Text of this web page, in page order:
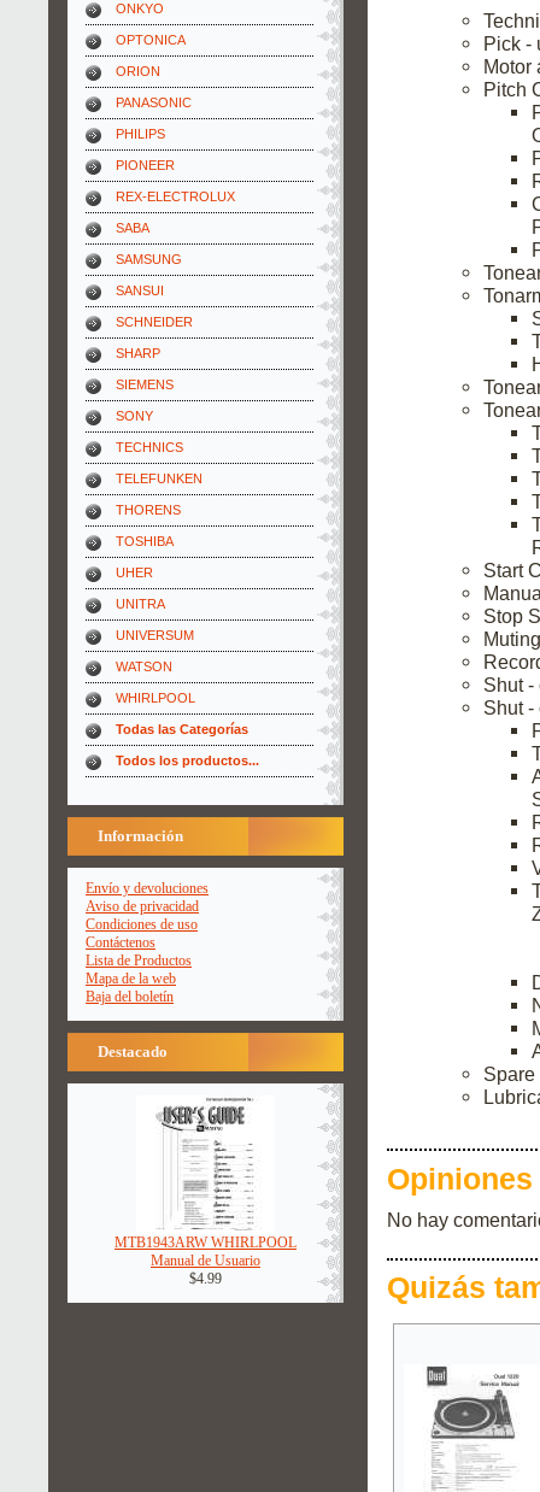
ONKYO
OPTONICA
ORION
PANASONIC
PHILIPS
PIONEER
REX-ELECTROLUX
SABA
SAMSUNG
SANSUI
SCHNEIDER
SHARP
SIEMENS
SONY
TECHNICS
TELEFUNKEN
THORENS
TOSHIBA
UHER
UNITRA
UNIVERSUM
WATSON
WHIRLPOOL
Todas las Categorías
Todos los productos...
Información
Envío y devoluciones
Aviso de privacidad
Condiciones de uso
Contáctenos
Lista de Productos
Mapa de la web
Baja del boletín
Destacado
MTB1943ARW WHIRLPOOL
Manual de Usuario
$4.99
Pick -
Motor
Pitch
Start
Stop
Shut -
Shut -
No hay
Quizás